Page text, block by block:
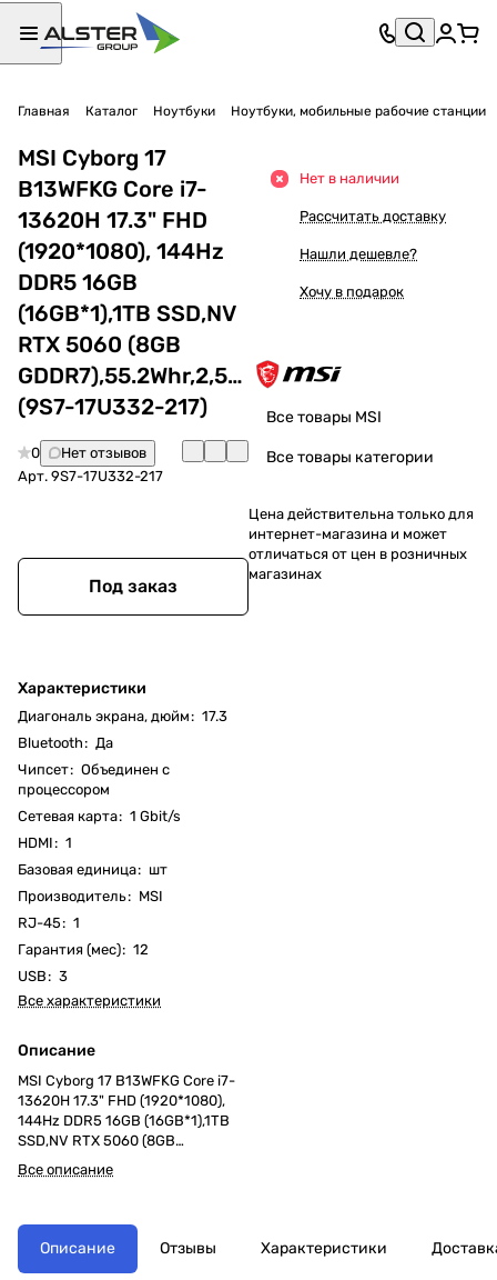
Главная Каталог Ноутбуки Ноутбуки, мобильные рабочие станции
MSI Cyborg 17
B13WFKG Core i7-
13620H 17.3" FHD
(1920*1080), 144Hz
DDR5 16GB
(16GB*1),1TB SSD,NV
RTX 5060 (8GB
GDDR7),55.2Whr,2,5kg,DO
(9S7-17U332-217)
0
Нет отзывов
Арт. 9S7-17U332-217
Под заказ
Характеристики
Диагональ экрана, дюйм: 17.3
Bluetooth: Да
Чипсет: Объединен с
процессором
Cетевая карта: 1 Gbit/s
HDMI: 1
Базовая единица: шт
Производитель: MSI
RJ-45: 1
Гарантия (мес): 12
USB: 3
Все характеристики
Описание
MSI Cyborg 17 B13WFKG Core i7-
13620H 17.3" FHD (1920*1080),
144Hz DDR5 16GB (16GB*1),1TB
SSD,NV RTX 5060 (8GB
GDDR7),55.2Whr,2,5kg,DOS,1y,Tran
slucent Black
Все описание
Нет в наличии
Рассчитать доставку
Нашли дешевле?
Хочу в подарок
Все товары MSI
Все товары категории
Цена действительна только для
интернет-магазина и может
отличаться от цен в розничных
магазинах
Описание Отзывы Характеристики